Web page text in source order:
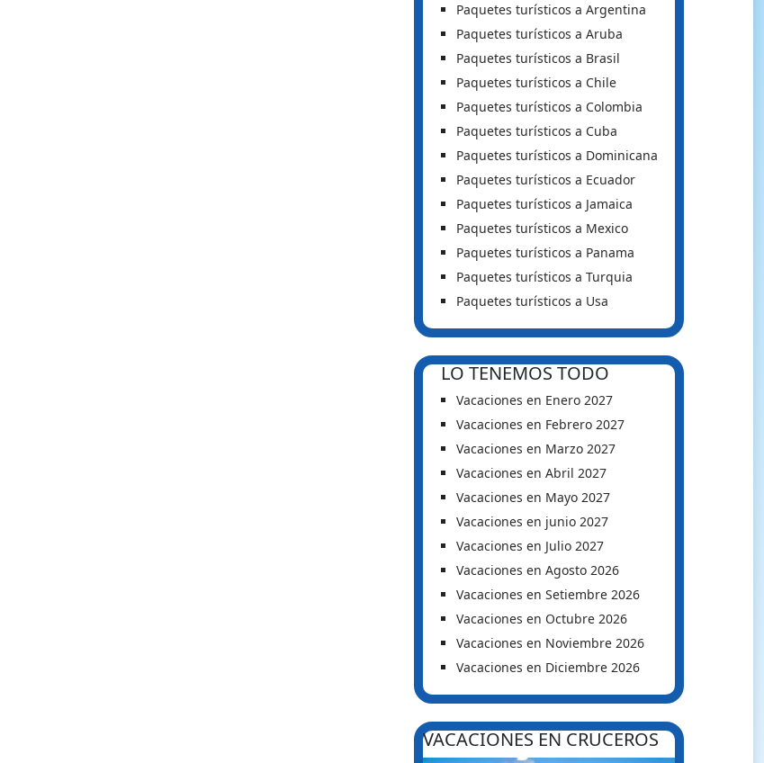
Paquetes turísticos a Argentina
Paquetes turísticos a Aruba
Paquetes turísticos a Brasil
Paquetes turísticos a Chile
Paquetes turísticos a Colombia
Paquetes turísticos a Cuba
Paquetes turísticos a Dominicana
Paquetes turísticos a Ecuador
Paquetes turísticos a Jamaica
Paquetes turísticos a Mexico
Paquetes turísticos a Panama
Paquetes turísticos a Turquia
Paquetes turísticos a Usa
LO TENEMOS TODO
Vacaciones en Enero 2027
Vacaciones en Febrero 2027
Vacaciones en Marzo 2027
Vacaciones en Abril 2027
Vacaciones en Mayo 2027
Vacaciones en junio 2027
Vacaciones en Julio 2027
Vacaciones en Agosto 2026
Vacaciones en Setiembre 2026
Vacaciones en Octubre 2026
Vacaciones en Noviembre 2026
Vacaciones en Diciembre 2026
VACACIONES EN CRUCEROS